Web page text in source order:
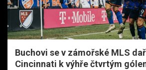
Buchovi se v zámořské MLS
Cincinnati k výhře čtvrtým